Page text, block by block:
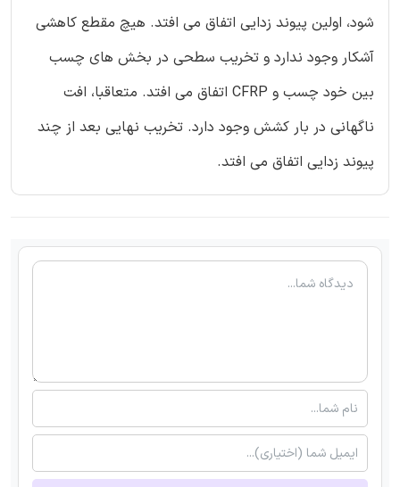
شود، اولین پیوند زدایی اتفاق می افتد. هیچ مقطع کاهشی
آشکار وجود ندارد و تخریب سطحی در بخش های چسب
بین خود چسب و CFRP اتفاق می افتد. متعاقبا، افت
ناگهانی در بار کشش وجود دارد. تخریب نهایی بعد از چند
پیوند زدایی اتفاق می افتد.